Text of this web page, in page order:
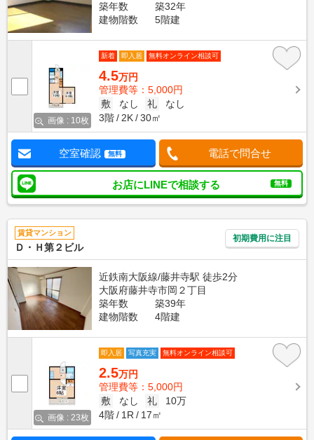
築年数
築32年
建物階数
5階建
画像 : 10枚
新着 即入居 無料オンライン相談可
4.5万円
管理費等：5,000円
敷
なし 礼
なし
3階
2K 30㎡
空室確認 無料 電話で問合せ
お店にLINEで相談する 無料
賃貸マンション
Ｄ・Ｈ第２ビル
初期費用に注目
近鉄南大阪線/藤井寺駅 徒歩2分
大阪府藤井寺市岡２丁目
築年数
築39年
建物階数
4階建
画像 : 23枚
即入居 写真充実 無料オンライン相談可
2.5万円
管理費等：5,000円
敷
なし 礼
10万
4階
1R 17㎡